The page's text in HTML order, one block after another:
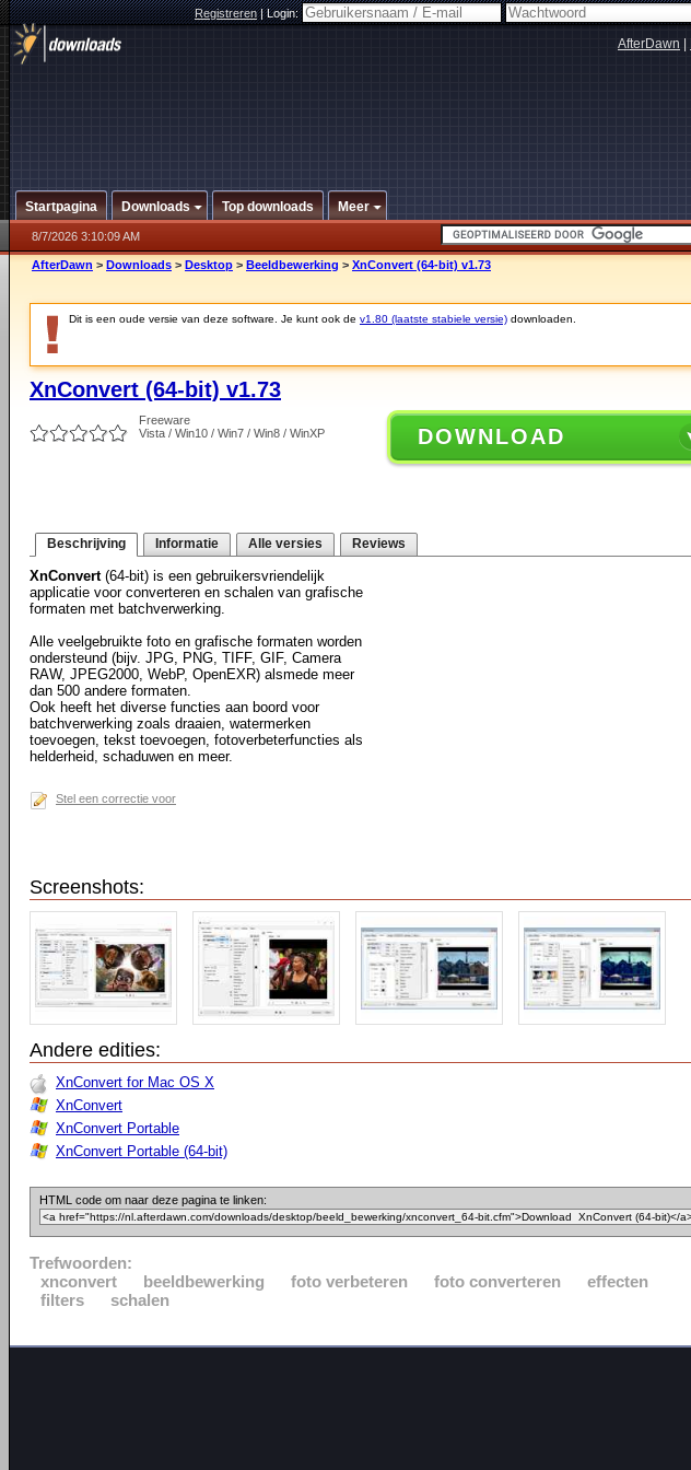
Registreren|Login:
AfterDawn
Startpagina Downloads Top downloads Meer
8/7/2026 3:10:09 AM
AfterDawn > Downloads > Desktop > Beeldbewerking > XnConvert (64-bit) v1.73
Dit is een oude versie van deze software. Je kunt ook de v1.80 (laatste stabiele versie) downloaden.
XnConvert (64-bit) v1.73
Freeware
Vista / Win10 / Win7 / Win8 / WinXP
DOWNLOAD
Beschrijving Informatie Alle versies Reviews
XnConvert(64-bit) is een gebruikersvriendelijk
applicatie voor converteren en schalen van grafische
formaten met batchverwerking.
Alle veelgebruikte foto en grafische formaten worden
ondersteund (bijv. JPG, PNG, TIFF, GIF, Camera
RAW, JPEG2000, WebP, OpenEXR) alsmede meer
dan 500 andere formaten.
Ook heeft het diverse functies aan boord voor
batchverwerking zoals draaien, watermerken
toevoegen, tekst toevoegen, fotoverbeterfuncties als
helderheid, schaduwen en meer.
Stel een correctie voor
Screenshots:
Andere edities:
XnConvert for Mac OS X
XnConvert
XnConvert Portable
XnConvert Portable (64-bit)
HTML code om naar deze pagina te linken:
Trefwoorden:
xnconvert
beeldbewerking foto verbeteren foto converteren
effecten
filters
schalen